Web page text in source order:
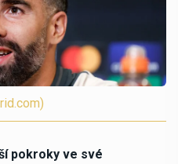
pokroky ve své